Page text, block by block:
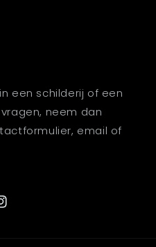
een schilderij of een
neem dan
email of